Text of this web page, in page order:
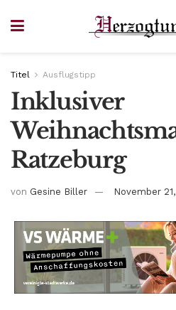
Titel Ausflugstipp
Inklusiver
Ratzeburg
von Gesine Biller November